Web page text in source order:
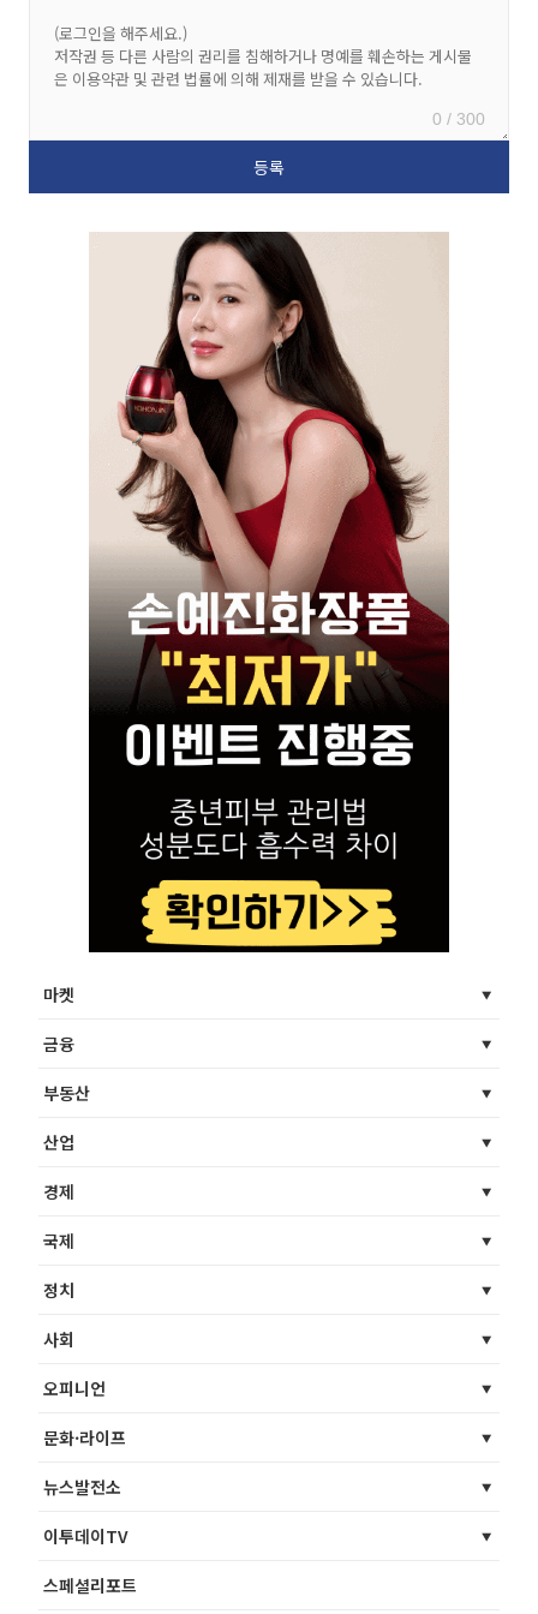
0 / 300
마켓
금융
부동산
산업
경제
국제
정치
사회
오피니언
문화·라이프
뉴스발전소
이투데이TV
스페셜리포트